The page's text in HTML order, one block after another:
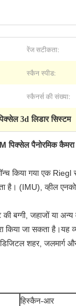
रेंज सटीकता:
स्कैन स्पीड:
स्कैनर्स की संख्या:
3d लिडार सिस्टम
पिक्सेल पैनोरमिक
किया गया एक
(IMU), व्हील
जहाजों या अन्य
जा सकता है।यह
शहर, जलमार्ग
हिस्कैन-आर